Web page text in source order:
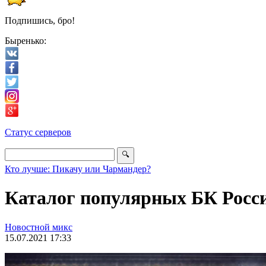
Подпишись, бро!
Быренько:
Статус серверов
Кто лучше: Пикачу или Чармандер?
Каталог популярных БК
Новостной микс
15.07.2021 17:33